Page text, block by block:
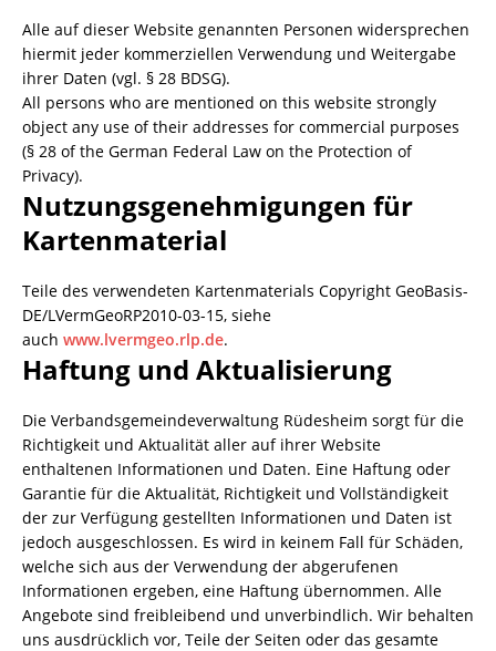
Alle auf dieser Website genannten Personen widersprechen
hiermit jeder kommerziellen Verwendung und Weitergabe
ihrer Daten (vgl. § 28 BDSG).
All persons who are mentioned on this website strongly
object any use of their addresses for commercial purposes
(§ 28 of the German Federal Law on the Protection of
Privacy).
Nutzungsgenehmigungen für
Kartenmaterial
Teile des verwendeten Kartenmaterials Copyright GeoBasis-
DE/LVermGeoRP2010-03-15, siehe
auch www.lvermgeo.rlp.de.
Haftung und Aktualisierung
Die Verbandsgemeindeverwaltung Rüdesheim sorgt für die
Richtigkeit und Aktualität aller auf ihrer Website
enthaltenen Informationen und Daten. Eine Haftung oder
Garantie für die Aktualität, Richtigkeit und Vollständigkeit
der zur Verfügung gestellten Informationen und Daten ist
jedoch ausgeschlossen. Es wird in keinem Fall für Schäden,
welche sich aus der Verwendung der abgerufenen
Informationen ergeben, eine Haftung übernommen. Alle
Angebote sind freibleibend und unverbindlich. Wir behalten
uns ausdrücklich vor, Teile der Seiten oder das gesamte